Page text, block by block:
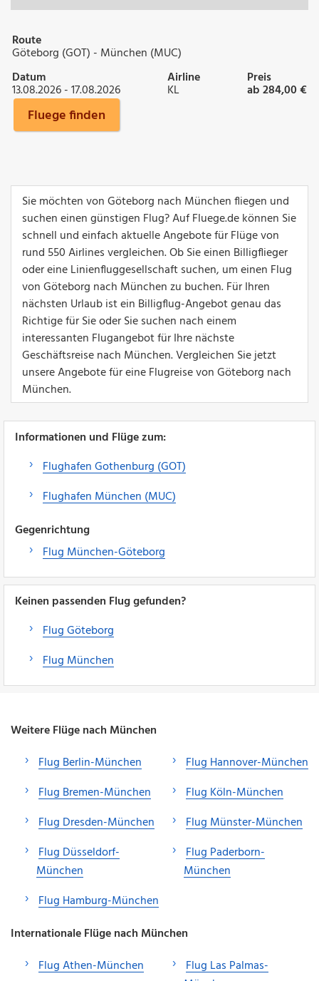
Route
Göteborg (GOT) - München (MUC)
Datum
13.08.2026 - 17.08.2026
Airline
KL
Preis
ab 284,00 €
Fluege finden
Sie möchten von Göteborg nach München fliegen und
suchen einen günstigen Flug? Auf Fluege.de können Sie
schnell und einfach aktuelle Angebote für Flüge von
rund 550 Airlines vergleichen. Ob Sie einen Billigflieger
oder eine Linienfluggesellschaft suchen, um einen Flug
von Göteborg nach München zu buchen. Für Ihren
nächsten Urlaub ist ein Billigflug-Angebot genau das
Richtige für Sie oder Sie suchen nach einem
interessanten Flugangebot für Ihre nächste
Geschäftsreise nach München. Vergleichen Sie jetzt
unsere Angebote für eine Flugreise von Göteborg nach
München.
Informationen und Flüge zum:
Flughafen Gothenburg (GOT)
Flughafen München (MUC)
Gegenrichtung
Flug München-Göteborg
Keinen passenden Flug gefunden?
Flug Göteborg
Flug München
Weitere Flüge nach München
Flug Berlin-München
Flug Bremen-München
Flug Dresden-München
Flug Düsseldorf-
München
Flug Hamburg-München
Flug Hannover-München
Flug Köln-München
Flug Münster-München
Flug Paderborn-
München
Internationale Flüge nach München
Flug Athen-München
Flug Las Palmas-